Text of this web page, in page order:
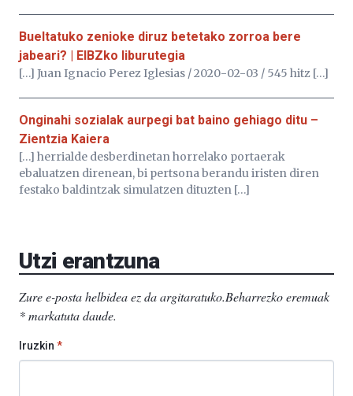
Bueltatuko zenioke diruz betetako zorroa bere
jabeari? | EIBZko liburutegia
[…] Juan Ignacio Perez Iglesias / 2020-02-03 / 545 hitz […]
Onginahi sozialak aurpegi bat baino gehiago ditu –
Zientzia Kaiera
[…] herrialde desberdinetan horrelako portaerak
ebaluatzen direnean, bi pertsona berandu iristen diren
festako baldintzak simulatzen dituzten […]
Utzi erantzuna
Zure e-posta helbidea ez da argitaratuko.Beharrezko eremuak
*markatuta daude.
Iruzkin *